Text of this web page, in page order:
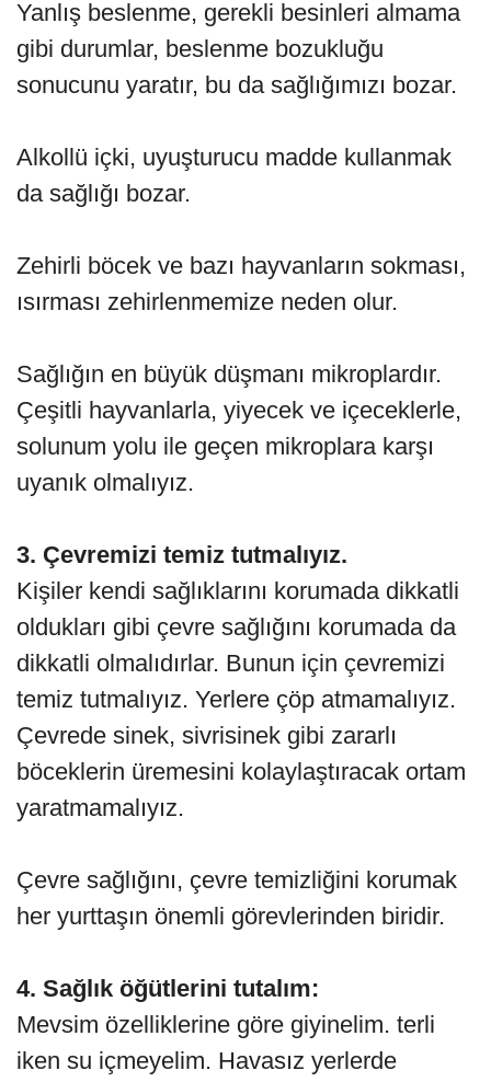
Yanlış beslenme, gerekli besinleri almama
gibi durumlar, beslenme bozukluğu
sonucunu yaratır, bu da sağlığımızı bozar.
Alkollü içki, uyuşturucu madde kullanmak
da sağlığı bozar.
Zehirli böcek ve bazı hayvanların sokması,
ısırması zehirlenmemize neden olur.
Sağlığın en büyük düşmanı mikroplardır.
Çeşitli hayvanlarla, yiyecek ve içeceklerle,
solunum yolu ile geçen mikroplara karşı
uyanık olmalıyız.
3. Çevremizi temiz tutmalıyız.
Kişiler kendi sağlıklarını korumada dikkatli
oldukları gibi çevre sağlığını korumada da
dikkatli olmalıdırlar. Bunun için çevremizi
temiz tutmalıyız. Yerlere çöp atmamalıyız.
Çevrede sinek, sivrisinek gibi zararlı
böceklerin üremesini kolaylaştıracak ortam
yaratmamalıyız.
Çevre sağlığını, çevre temizliğini korumak
her yurttaşın önemli görevlerinden biridir.
4. Sağlık öğütlerini tutalım:
Mevsim özelliklerine göre giyinelim. terli
iken su içmeyelim. Havasız yerlerde